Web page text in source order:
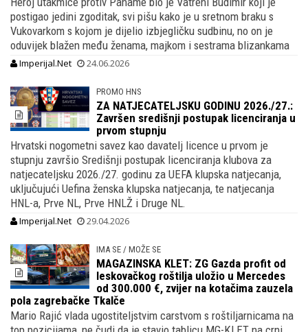
postigao jedini zgoditak, svi pišu kako je u sretnom braku s
Vukovarkom s kojom je dijelio izbjegličku sudbinu, no on je
oduvijek blažen među ženama, majkom i sestrama blizankama
Imperijal.Net 24.06.2026
PROMO HNS
ZA NATJECATELJSKU GODINU 2026./27.:
Završen središnji postupak licenciranja u
prvom stupnju
Hrvatski nogometni savez kao davatelj licence u prvom je
stupnju završio Središnji postupak licenciranja klubova za
natjecateljsku 2026./27. godinu za UEFA klupska natjecanja,
uključujući Uefina ženska klupska natjecanja, te natjecanja
HNL-a, Prve NL, Prve HNLŽ i Druge NL.
Imperijal.Net 29.04.2026
IMA SE / MOŽE SE
MAGAZINSKA KLET: ZG Gazda profit od
leskovačkog roštilja uložio u Mercedes
od 300.000 €, zvijer na kotačima zauzela
pola zagrebačke Tkalče
Mario Rajić vlada ugostiteljstvim carstvom s roštiljarnicama na